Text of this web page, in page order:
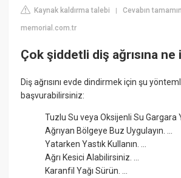
Kaynak kaldırma talebi |Cevabın
memorial.com.tr
Çok şiddetli diş ağrısına ne
Diş ağrısını evde dindirmek için şu
başvurabilirsiniz:
Tuzlu Su veya Oksijenli Su Gargara
Ağrıyan Bölgeye Buz Uygulayın. ...
Yatarken Yastık Kullanın. ...
Ağrı Kesici Alabilirsiniz. ...
Karanfil Yağı Sürün. ...